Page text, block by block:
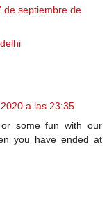
de septiembre de
a las 23:35
some fun with our
you have ended at